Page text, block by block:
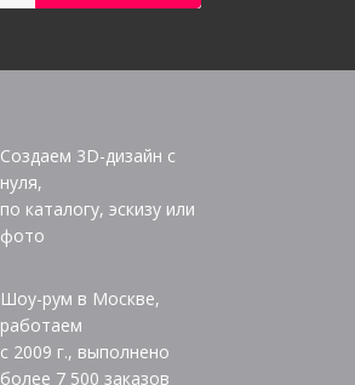
Создаем 3D-дизайн с
нуля,
по каталогу, эскизу или
фото
Шоу-рум в Москве,
работаем
с 2009 г., выполнено
более 7 500 заказов